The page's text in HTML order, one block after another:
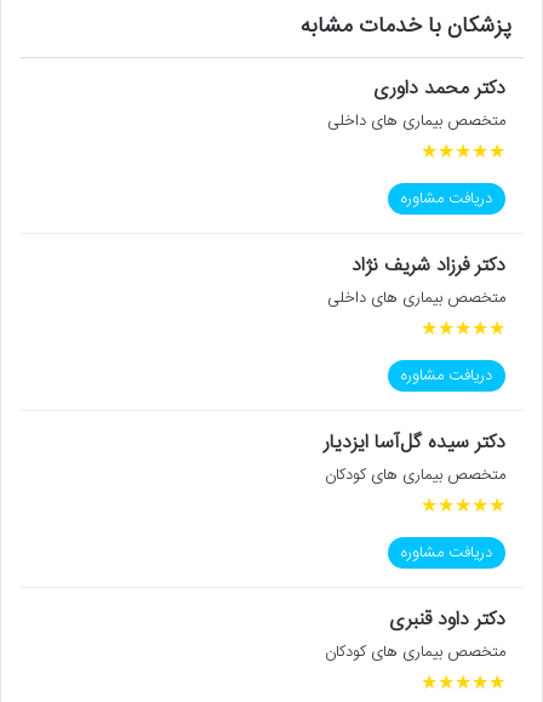
پزشکان با خدمات مشابه
دکتر محمد داوری
متخصص بیماری های داخلی
★
★
★
★
★
دریافت مشاوره
دکتر فرزاد شریف نژاد
متخصص بیماری های داخلی
★
★
★
★
★
دریافت مشاوره
دکتر سیده گل‌آسا ایزدیار
متخصص بیماری های کودکان
★
★
★
★
★
دریافت مشاوره
دکتر داود قنبری
متخصص بیماری های کودکان
★
★
★
★
★